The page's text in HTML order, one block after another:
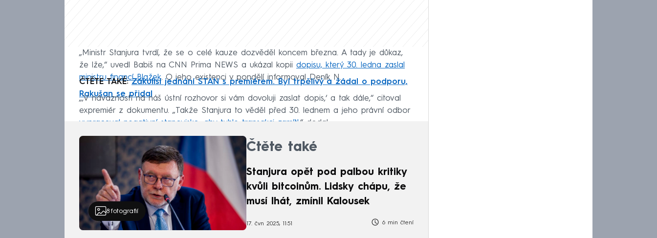
„Ministr Stanjura tvrdí, že se o celé kauze dozvěděl koncem března. A tady je důkaz,
že lže,“ uvedl Babiš na CNN Prima NEWS a ukázal kopii dopisu, který 30. ledna zaslal
ministru financí Blažek. O jeho existenci v pondělí informoval Deník N.
ČTĚTE TAKÉ:Zákulisí jednání STAN s premiérem. Byl trpělivý a žádal o podporu,
Rakušan se přidal
„‚V návaznosti na náš ústní rozhovor si vám dovoluji zaslat dopis,‘ a tak dále,“ citoval
expremiér z dokumentu. „Takže Stanjura to věděl před 30. lednem a jeho právní odbor
vypracoval negativní stanovisko, aby tuhle transakci zamítl ,“ dodal.
8fotografií
Čtěte také
Stanjura opět pod palbou kritiky
kvůli bitcoinům. Lidsky chápu, že
musí lhát, zmínil Kalousek
17. čvn 2025, 11:51 6 min čtení